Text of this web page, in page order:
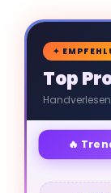
✦
Top
🔥